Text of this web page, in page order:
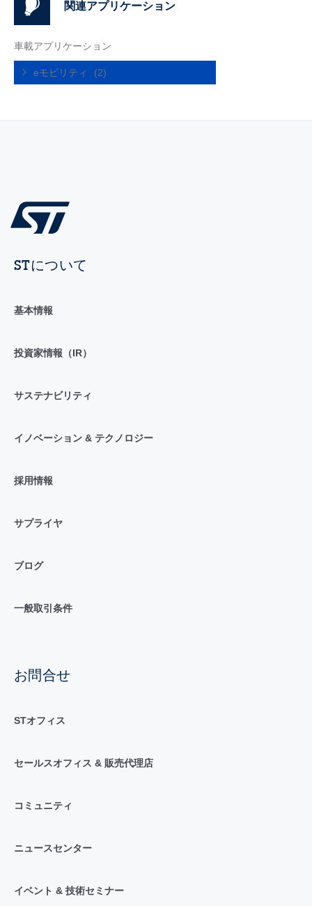
関連アプリケーション
車載アプリケーション
eモビリティ (2)
STについて
基本情報
投資家情報（IR）
サステナビリティ
イノベーション & テクノロジー
採用情報
サプライヤ
ブログ
一般取引条件
お問合せ
STオフィス
セールスオフィス & 販売代理店
コミュニティ
ニュースセンター
イベント & 技術セミナー